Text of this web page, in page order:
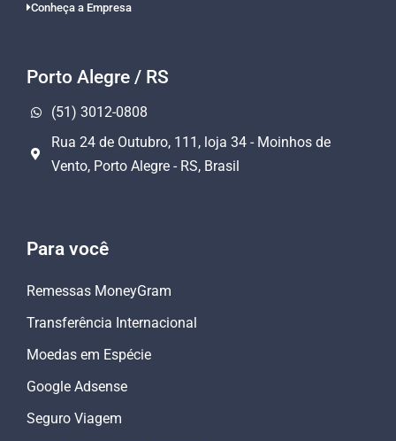
Conheça a Empresa
Porto Alegre / RS
(51) 3012-0808
Rua 24 de Outubro, 111, loja 34 - Moinhos de
Vento, Porto Alegre - RS, Brasil
Para você
Remessas MoneyGram
Transferência Internacional
Moedas em Espécie
Google Adsense
Seguro Viagem